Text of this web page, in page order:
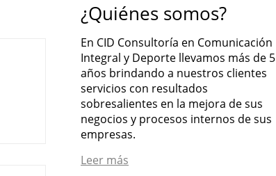
¿Quiénes somos?
En CID Consultoría en Comunicación
Integral y Deporte llevamos más de 5
años brindando a nuestros clientes
servicios con resultados
sobresalientes en la mejora de sus
negocios y procesos internos de sus
empresas.
Leer más